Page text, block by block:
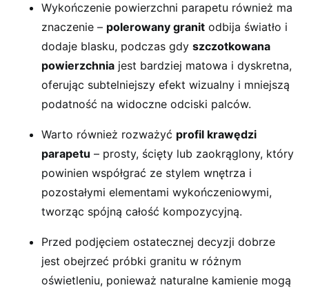
Wykończenie powierzchni parapetu również ma
znaczenie – polerowany granit odbija światło i
dodaje blasku, podczas gdy szczotkowana
powierzchnia jest bardziej matowa i dyskretna,
oferując subtelniejszy efekt wizualny i mniejszą
podatność na widoczne odciski palców.
Warto również rozważyć profil krawędzi
parapetu – prosty, ścięty lub zaokrąglony, który
powinien współgrać ze stylem wnętrza i
pozostałymi elementami wykończeniowymi,
tworząc spójną całość kompozycyjną.
Przed podjęciem ostatecznej decyzji dobrze
jest obejrzeć próbki granitu w różnym
oświetleniu, ponieważ naturalne kamienie mogą